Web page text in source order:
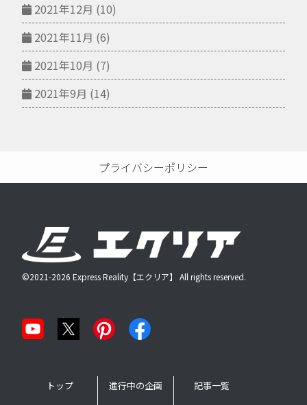
2021年12月 (10)
2021年11月 (6)
2021年10月 (7)
2021年9月 (14)
プライバシーポリシー
©2021-2026 Express Reality【エクリア】 All rights reserved.
トップ 進行中の企画 記事一覧